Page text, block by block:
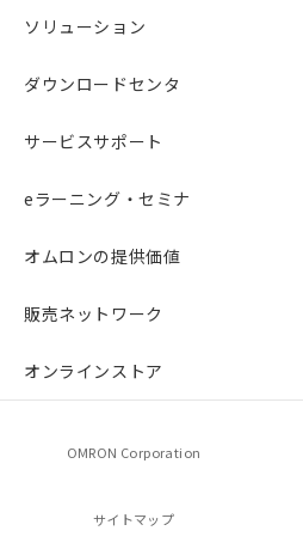
ソリューション
ダウンロードセンタ
サービスサポート
eラーニング・セミナ
オムロンの提供価値
販売ネットワーク
オンラインストア
OMRON Corporation
サイトマップ